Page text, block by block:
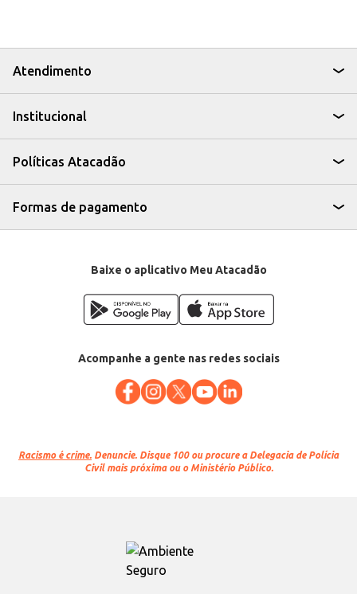
Utilize no preparo de molhos e caldos.
Perfeito para realçar o sabor de arroz, massas e outros
acompanhamentos.
Atendimento
Institucional
Políticas Atacadão
Formas de pagamento
Baixe o aplicativo Meu Atacadão
Acompanhe a gente nas redes sociais
Racismo é crime. Denuncie. Disque 100 ou procure a Delegacia de Polícia
Civil mais próxima ou o Ministério Público.